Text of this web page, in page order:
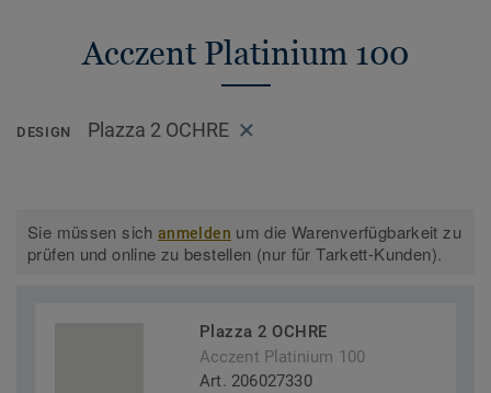
Acczent Platinium 100
DESIGN Plazza 2 OCHRE
Sie müssen sichanmelden um die Warenverfügbarkeit zu
prüfen und online zu bestellen (nur für Tarkett-Kunden).
Plazza 2 OCHRE
Acczent Platinium 100
Art. 206027330